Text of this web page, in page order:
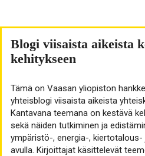
Blogi viisaista aikeista
kehitykseen
Tämä on Vaasan yliopiston
yhteisblogi viisaista aikeista
Kantavana teemana on kestävä
sekä näiden tutkiminen ja
ympäristö-, energia-, kiertotalous-
avulla. Kirjoittajat käsittelevät